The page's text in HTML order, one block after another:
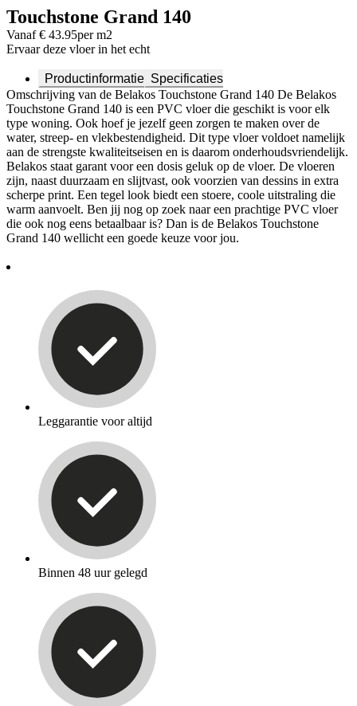
Touchstone Grand 140
Vanaf € 43.95per m2
Ervaar deze vloer in het echt
Productinformatie Specificaties
Omschrijving van de Belakos Touchstone Grand 140 De Belakos
Touchstone Grand 140 is een PVC vloer die geschikt is voor elk
type woning. Ook hoef je jezelf geen zorgen te maken over de
water, streep- en vlekbestendigheid. Dit type vloer voldoet namelijk
aan de strengste kwaliteitseisen en is daarom onderhoudsvriendelijk.
Belakos staat garant voor een dosis geluk op de vloer. De vloeren
zijn, naast duurzaam en slijtvast, ook voorzien van dessins in extra
scherpe print. Een tegel look biedt een stoere, coole uitstraling die
warm aanvoelt. Ben jij nog op zoek naar een prachtige PVC vloer
die ook nog eens betaalbaar is? Dan is de Belakos Touchstone
Grand 140 wellicht een goede keuze voor jou.
Leggarantie voor altijd
Binnen 48 uur gelegd